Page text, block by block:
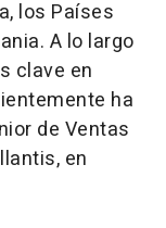
los Países
A lo largo
clave en
ha
de Ventas
en